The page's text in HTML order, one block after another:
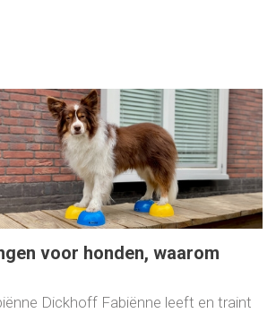
voor honden, waarom
Dickhoff Fabiënne leeft en traint